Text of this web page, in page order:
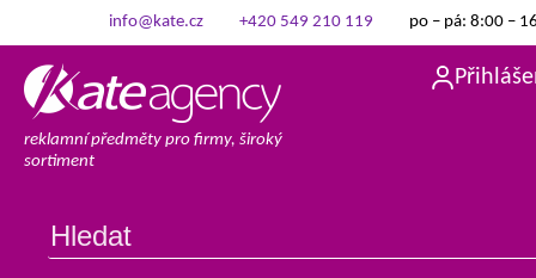
info@kate.cz +420 549 210 119 po – pá: 8:00 –
reklamní předměty pro firmy, široký
sortiment